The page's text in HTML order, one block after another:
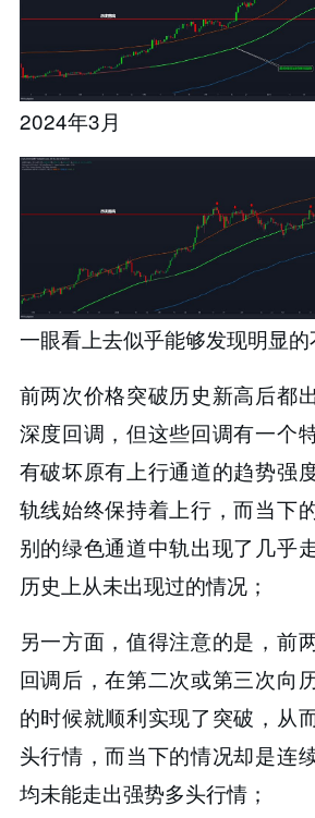
2024年3月
一眼看上去似乎能够发现明显的
前两次价格突破历史新高后都
深度回调，但这些回调有一个
有破坏原有上行通道的趋势强
轨线始终保持着上行，而当下
别的绿色通道中轨出现了几乎
历史上从未出现过的情况；
另一方面，值得注意的是，前
回调后，在第二次或第三次向
的时候就顺利实现了突破，从
头行情，而当下的情况却是连
均未能走出强势多头行情；